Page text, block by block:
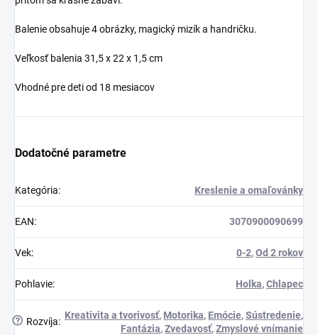
Balenie obsahuje 4 obrázky, magický mizík a handričku.
Veľkosť balenia 31,5 x 22 x 1,5 cm
Vhodné pre deti od 18 mesiacov
Dodatočné parametre
Kategória: Kreslenie a omaľovánky
EAN: 3070900090699
Vek: 0-2,Od 2 rokov
Pohlavie: Holka,Chlapec
? Rozvíja:
Kreativita a tvorivosť, Motorika, Emócie,Sústredenie,
Fantázia,Zvedavosť,Zmyslové vnímanie